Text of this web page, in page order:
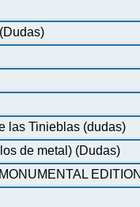
las Tinieblas (dudas)
de metal) (Dudas)